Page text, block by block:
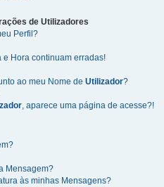
de Utilizadores
Perfil?
e Hora continuam erradas!
ao meu Nome de Utilizador?
, aparece uma página de acesse?!
Mensagem?
às minhas Mensagens?